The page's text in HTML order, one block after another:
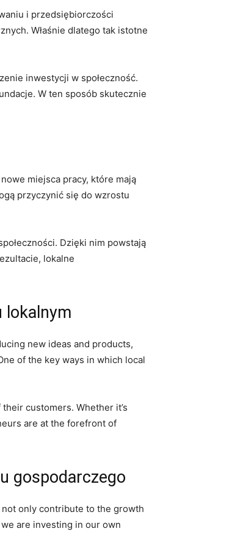
i przedsiębiorczości
Właśnie dlatego‍ tak istotne
inwestycji w społeczność.
W ‍ten⁢ sposób skutecznie
miejsca pracy, które mają
przyczynić​ się do wzrostu
Dzięki nim powstają
lokalne
lokalnym
new ideas and products,
of the‍ key ways in which local
⁣customers. Whether it’s
are ⁣at the forefront of
gospodarczego
only contribute to the growth
are‌ investing in our own